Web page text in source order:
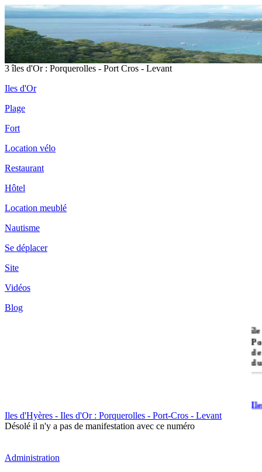
3 îles d'Or : Porquerolles - Port Cros - Levant
Iles d'Or
Plage
Fort
Location vélo
Restaurant
Hôtel
Location meublé
Nautisme
Se déplacer
Site
Vidéos
Blog
île
Iles d'Hyères - Iles d'Or : Porquerolles - Port-Cros - Levant
Désolé il n'y a pas de manifestation avec ce numéro
Administration